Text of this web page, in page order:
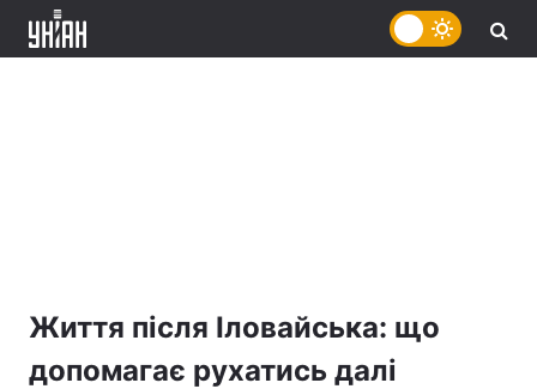
Життя після Іловайська: що
допомагає рухатись далі